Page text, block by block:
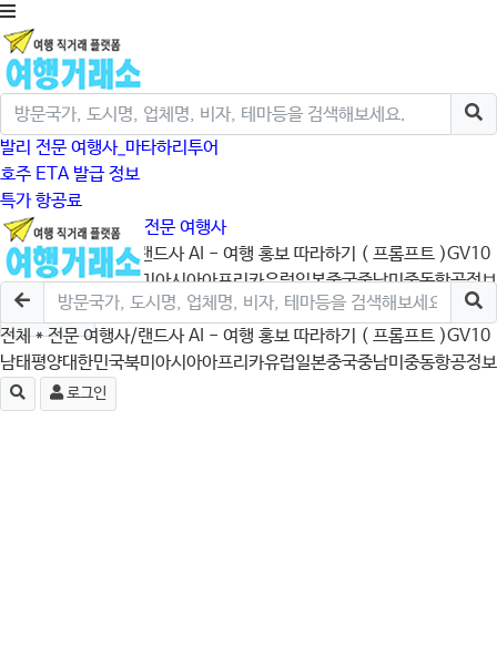
발리 전문 여행사_마타하리투어
호주 ETA 발급 정보
특가 항공료
크루즈/미국/캐나다 전문 여행사
전체 * 전문 여행사/랜드사AI - 여행 홍보 따라하기 ( 프롬프트 )GV10
남태평양대한민국북미아시아아프리카유럽일본중국중남미중동항공정보
로그인
전체 * 전문 여행사/랜드사AI - 여행 홍보 따라하기 ( 프롬프트 )GV10
남태평양대한민국북미 아시아아프리카유럽일본중국중남미 중동항공정보
로그인